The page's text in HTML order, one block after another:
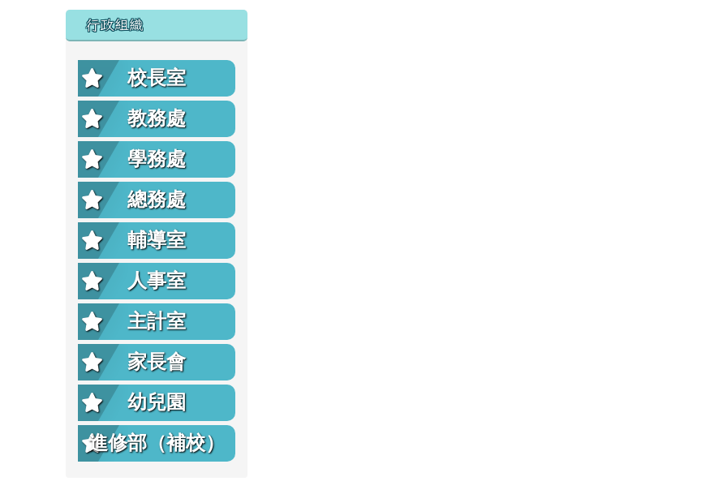
行政組織
校長室
教務處
學務處
總務處
輔導室
人事室
主計室
家長會
幼兒園
進修部（補校）